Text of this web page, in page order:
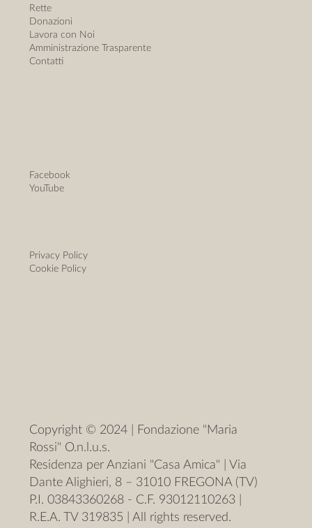
Rette
Donazioni
Lavora con Noi
Amministrazione Trasparente
Contatti
Privacy Policy
Cookie Policy
Facebook
YouTube
Copyright © 2024 | Fondazione "Maria
Rossi" O.n.l.u.s.
Residenza per Anziani "Casa Amica" | Via
Dante Alighieri, 8 – 31010 FREGONA (TV)
P.I. 03843360268 - C.F. 93012110263 |
R.E.A. TV 319835 | All rights reserved.